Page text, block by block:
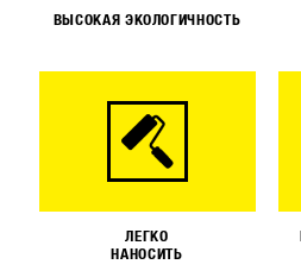
ВЫСОКАЯ ЭКОЛОГИЧНОСТЬ
ЛЕГКО
НАНОСИТЬ